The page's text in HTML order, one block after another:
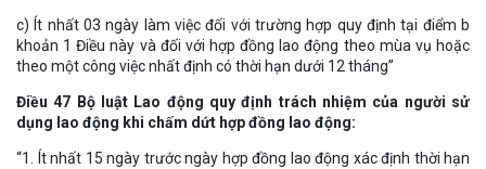
c) Ít nhất 03 ngày làm việc đối với trường hợp quy định tại điểm b
khoản 1 Điều này và đối với hợp đồng lao động theo mùa vụ hoặc
theo một công việc nhất định có thời hạn dưới 12 tháng”
Điều 47 Bộ luật Lao động quy định trách nhiệm của người sử
dụng lao động khi chấm dứt hợp đồng lao động:
“1. Ít nhất 15 ngày trước ngày hợp đồng lao động xác định thời hạn